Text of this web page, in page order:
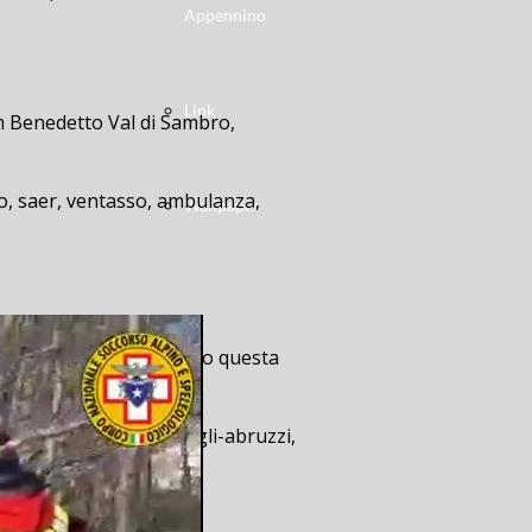
Appennino
Link
Wallpaper
Benedetto Val di Sambro,
saer, ventasso, ambulanza,
è avvenuto questa
belvedere, duca-degli-abruzzi,